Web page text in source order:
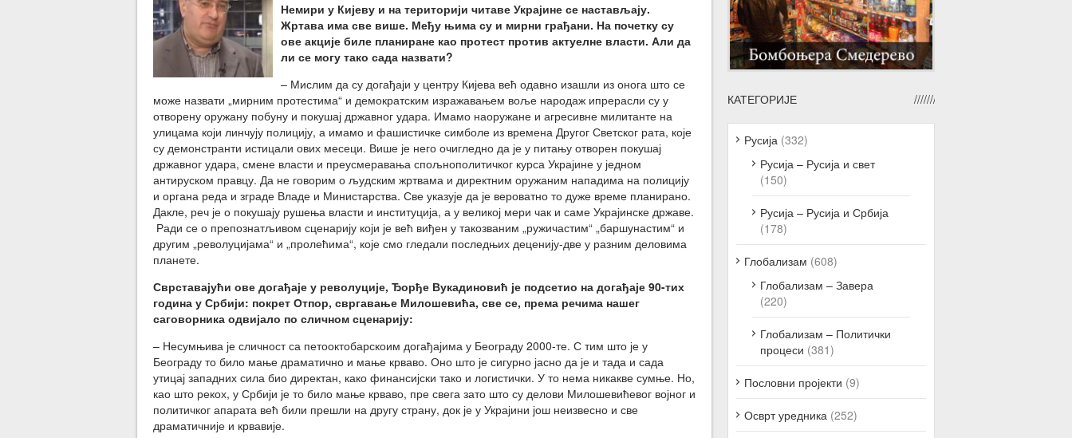
Немири у Кијеву и на територији читаве Украјине се настављају.
Жртава има све више. Међу њима су и мирни грађани. На почетку су
ове акције биле планиране као протест против актуелне власти. Али да
ли се могу тако сада назвати?
– Мислим да су догађаји у центру Кијева већ одавно изашли из онога што се
може назвати „мирним протестима“ и демократским изражавањем воље народаж ипрерасли су у
отворену оружану побуну и покушај државног удара. Имамо наоружане и агресивне милитанте на
улицама који линчују полицију, а имамо и фашистичке симболе из времена Другог Светског рата, које
су демонстранти истицали ових месеци. Више је него очигледно да је у питању отворен покушај
државног удара, смене власти и преусмеравања спољнополитичког курса Украјине у једном
антируском правцу. Да не говорим о људским жртвама и директним оружаним нападима на полицију
и органа реда и зграде Владе и Министарства. Све указује да је вероватно то дуже време планирано.
Дакле, реч је о покушају рушења власти и институција, а у великој мери чак и саме Украјинске државе.
Ради се о препознатљивом сценарију који је већ виђен у такозваним „ружичастим“ „баршунастим“ и
другим „револуцијама“ и „пролећима“, које смо гледали последњих деценију-две у разним деловима
планете.
Сврставајући ове догађаје у револуције, Ђорђе Вукадиновић је подсетио на догађаје 90-тих
година у Србији: покрет Отпор, свргавање Милошевића, све се, према речима нашег
саговорника одвијало по сличном сценарију:
– Несумњива је сличност са петооктобарскоим догађајима у Београду 2000-те. С тим што је у
Београду то било мање драматично и мање крваво. Оно што је сигурно јасно да је и тада и сада
утицај западних сила био директан, како финансијски тако и логистички. У то нема никакве сумње. Но,
као што рекох, у Србији је то било мање крваво, пре свега зато што су делови Милошевићевог војног и
политичког апарата већ били прешли на другу страну, док је у Украјини још неизвесно и све
драматичније и крвавије.
КАТЕГОРИЈЕ
Русија (332)
Русија – Русија и свет
(150)
Русија – Русија и Србија
(178)
Глобализам (608)
Глобализам – Завера
(220)
Глобализам – Политички
процеси (381)
Пословни пројекти (9)
Осврт уредника (252)